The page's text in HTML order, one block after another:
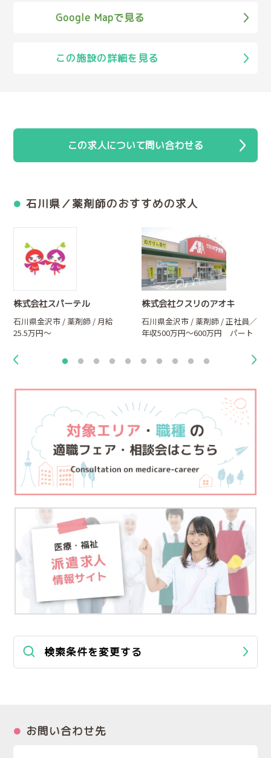
Google Mapで見る
この施設の詳細を見る
この求人について問い合わせる
石川県／薬剤師のおすすめの求人
株式会社スパーテル
石川県金沢市 / 薬剤師 / 月給
25.5万円～
株式会社クスリのアオキ
石川県金沢市 / 薬剤師 / 正社員／
年収500万円～600万円 パート
検索条件を変更する
お問い合わせ先